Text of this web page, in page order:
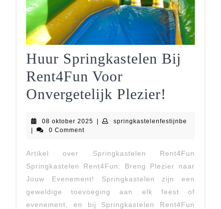
Huur Springkastelen Bij
Rent4Fun Voor
Onvergetelijk Plezier!
Bij
Voor
Plezier!
08 oktober 2025 08| springkastelenfestijnbe
|
0 Comment
Artikel over Springkastelen Rent4Fun
Springkastelen Rent4Fun: Breng Plezier naar
Jouw Evenement! Springkastelen zijn een
geweldige toevoeging aan elk feest of
evenement, en bij Springkastelen Rent4Fun